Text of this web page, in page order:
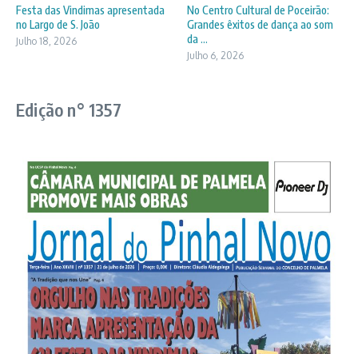
Festa das Vindimas apresentada
no Largo de S. João
Julho 18, 2026
No Centro Cultural de Poceirão:
Grandes êxitos de dança ao som
da ...
Julho 6, 2026
Edição n° 1357